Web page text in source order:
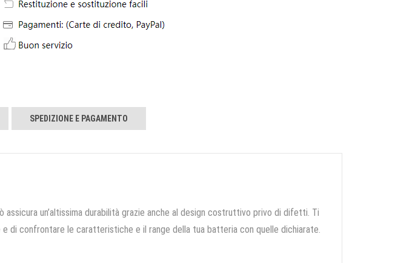
SPEDIZIONE E PAGAMENTO
un’altissima durabilità grazie anche al design costruttivo privo di difetti. Ti
di confrontare le caratteristiche e il range della tua batteria con quelle dichiarate.